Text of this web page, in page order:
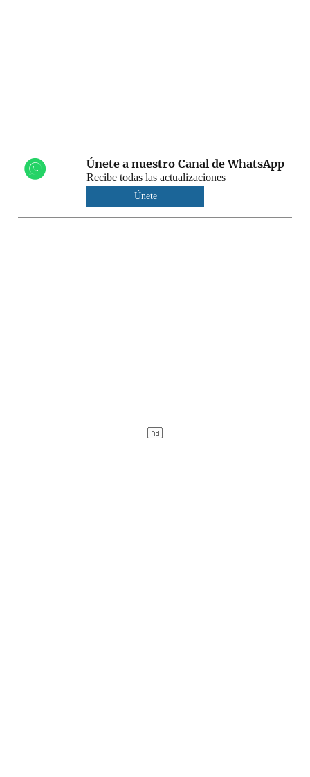
Únete a nuestro Canal de WhatsApp
Recibe todas las actualizaciones
Únete